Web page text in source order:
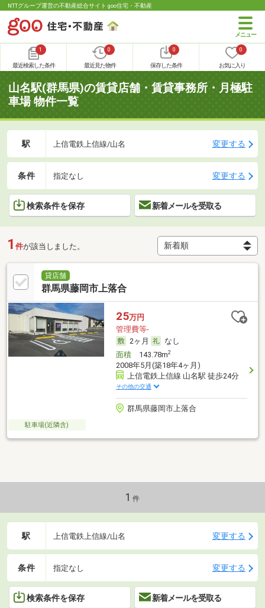
NTTグループ運営の不動産総合サイト goo住宅・不動産
1
最近検索した条件
0
最近見た物件
0
保存した条件
0
お気に入り
山名駅(群馬県)の賃貸店舗・賃貸事務所・月極駐
車場 物件一覧
駅 上信電鉄上信線/山名 変更する
条件 指定なし 変更する
検索条件を保存 新着メールを受取る
1 件が該当しました。
貸店舗
群馬県藤岡市上落合
25万円
管理費等-
2ヶ月
なし
面積143.78m2
2008年5月(築18年4ヶ月)
上信電鉄上信線 山名駅 徒歩24分
その他の交通
群馬県藤岡市上落合
駐車場(近隣含)
1 件
駅 上信電鉄上信線/山名 変更する
条件 指定なし 変更する
検索条件を保存 新着メールを受取る